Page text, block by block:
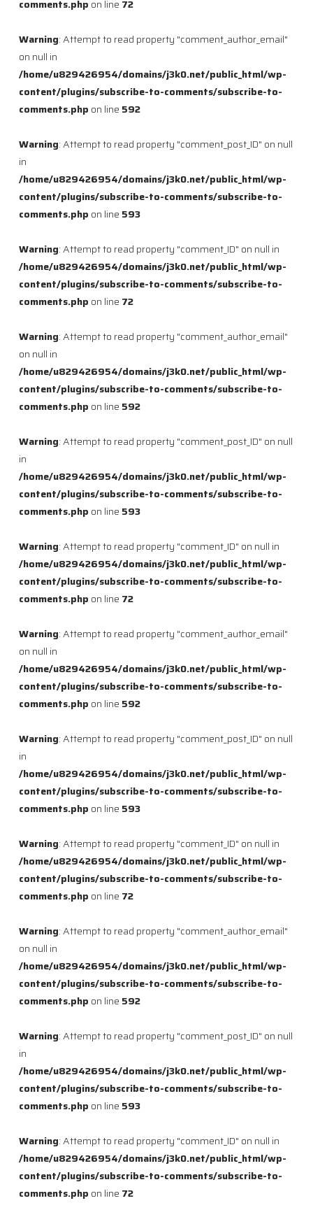
comments.php on line 72
Warning: Attempt to read property "comment_author_email"
on null in
/home/u829426954/domains/j3k0.net/public_html/wp-
content/plugins/subscribe-to-comments/subscribe-to-
comments.php on line 592
Warning: Attempt to read property "comment_post_ID" on null
in
/home/u829426954/domains/j3k0.net/public_html/wp-
content/plugins/subscribe-to-comments/subscribe-to-
comments.php on line 593
Warning: Attempt to read property "comment_ID" on null in
/home/u829426954/domains/j3k0.net/public_html/wp-
content/plugins/subscribe-to-comments/subscribe-to-
comments.php on line 72
Warning: Attempt to read property "comment_author_email"
on null in
/home/u829426954/domains/j3k0.net/public_html/wp-
content/plugins/subscribe-to-comments/subscribe-to-
comments.php on line 592
Warning: Attempt to read property "comment_post_ID" on null
in
/home/u829426954/domains/j3k0.net/public_html/wp-
content/plugins/subscribe-to-comments/subscribe-to-
comments.php on line 593
Warning: Attempt to read property "comment_ID" on null in
/home/u829426954/domains/j3k0.net/public_html/wp-
content/plugins/subscribe-to-comments/subscribe-to-
comments.php on line 72
Warning: Attempt to read property "comment_author_email"
on null in
/home/u829426954/domains/j3k0.net/public_html/wp-
content/plugins/subscribe-to-comments/subscribe-to-
comments.php on line 592
Warning: Attempt to read property "comment_post_ID" on null
in
/home/u829426954/domains/j3k0.net/public_html/wp-
content/plugins/subscribe-to-comments/subscribe-to-
comments.php on line 593
Warning: Attempt to read property "comment_ID" on null in
/home/u829426954/domains/j3k0.net/public_html/wp-
content/plugins/subscribe-to-comments/subscribe-to-
comments.php on line 72
Warning: Attempt to read property "comment_author_email"
on null in
/home/u829426954/domains/j3k0.net/public_html/wp-
content/plugins/subscribe-to-comments/subscribe-to-
comments.php on line 592
Warning: Attempt to read property "comment_post_ID" on null
in
/home/u829426954/domains/j3k0.net/public_html/wp-
content/plugins/subscribe-to-comments/subscribe-to-
comments.php on line 593
Warning: Attempt to read property "comment_ID" on null in
/home/u829426954/domains/j3k0.net/public_html/wp-
content/plugins/subscribe-to-comments/subscribe-to-
comments.php on line 72